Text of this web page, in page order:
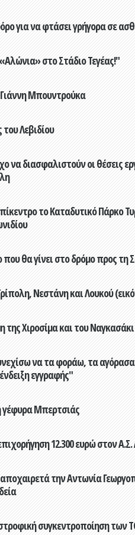
για να φτάσει γρήγορα σε
στο Στάδιο Τεγέας!"
Μπουντρούκα
Λεβιδίου
διασφαλιστούν οι θέσεις
το Καταδυτικό Πάρκο
θα γίνει στο δρόμο προς τη
Νεστάνη και Λουκού
της Χιροσίμα και του Ναγκασάκι
να τα φοράω, τα αγόρασα
εγγραφής"
γέφυρα Μπερτσιάς
12.300 ευρώ στον Α.Σ.
την Αντωνία
συγκεντροποίηση των